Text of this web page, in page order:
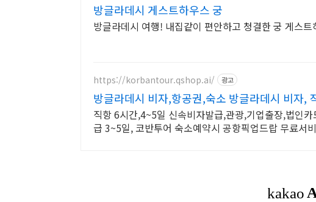
방글라데시 게스트하우스 궁
방글라데시 여행! 내집같이 편안하고 청결한 궁 게스
https://korbantour.qshop.ai/ 광고
방글라데시 비자,항공권,숙소 방글라데시 비자,
직항 6시간,4~5일 신속비자발급,관광,기업출장,법인
급 3~5일, 코반투어 숙소예약시 공항픽업드랍 무료서